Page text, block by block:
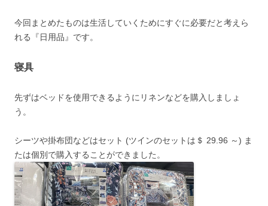
今回まとめたものは生活していくためにすぐに必要だと考えら
れる『日用品』です。
寝具
先ずはベッドを使用できるようにリネンなどを購入しましょ
う。
シーツや掛布団などはセット (ツインのセットは＄ 29.96 ～) ま
たは個別で購入することができました。